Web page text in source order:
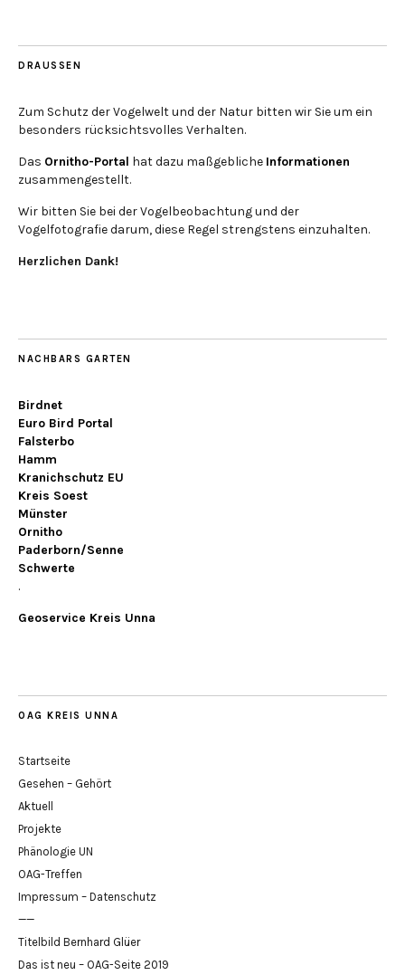
DRAUSSEN
Zum Schutz der Vogelwelt und der Natur bitten wir Sie um ein
besonders rücksichtsvolles Verhalten.
Das Ornitho-Portal hat dazu maßgebliche Informationen
zusammengestellt.
Wir bitten Sie bei der Vogelbeobachtung und der
Vogelfotografie darum, diese Regel strengstens einzuhalten.
Herzlichen Dank!
NACHBARS GARTEN
Birdnet
Euro Bird Portal
Falsterbo
Hamm
Kranichschutz EU
Kreis Soest
Münster
Ornitho
Paderborn/Senne
Schwerte
.
Geoservice Kreis Unna
OAG KREIS UNNA
Startseite
Gesehen – Gehört
Aktuell
Projekte
Phänologie UN
OAG-Treffen
Impressum – Datenschutz
——
Titelbild Bernhard Glüer
Das ist neu – OAG-Seite 2019